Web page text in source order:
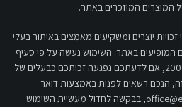
המוצרים המוזכרים באתר.
יוצרים ומשקיעים מאמצים באיתור בעלי
המופיעים באתר. השימוש נעשה על פי סעיף
27א לחוק זכויות יוצרים תשס"ח - 2007, אם לדעתכם נפגעה זכותכם כבעלים של
הנכם רשאים לפנות באמצעות דואר
, בבקשה לחדול מעשיית השימוש